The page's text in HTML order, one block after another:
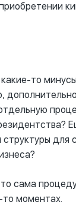
то
для
сама
то моментах.